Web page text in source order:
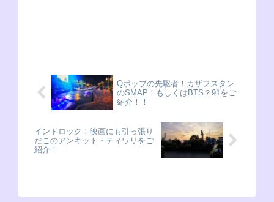
Qポップの先駆者！カザフスタン
のSMAP！もしくはBTS？91をご
紹介！！
インドロック！映画にも引っ張り
だこのアンキット・ティワリをご
紹介！